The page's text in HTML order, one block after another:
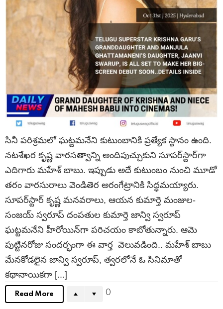
సినీ పరిశ్రమలో ఘట్టమనేని కుటుంబానికి ప్రత్యేక స్థానం ఉంది.
నటశేఖర కృష్ణ వారసత్వాన్ని అందిపుచ్చుకుని సూపర్‌స్టార్‌గా
ఎదిగారు మహేశ్ బాబు. ఇప్పుడు అదే కుటుంబం నుంచి మూడో
తరం వారసురాలు వెండితెర అరంగేట్రానికి సిద్ధమయ్యారు.
సూపర్‌స్టార్ కృష్ణ మనవరాలు, ఆయన కుమార్తె మంజుల-
సంజయ్ స్వరూప్ దంపతుల కుమార్తె జాన్వి స్వరూప్
ఘట్టమనేని హీరోయిన్‌గా పరిచయం కాబోతున్నారు. ఆమె
పుట్టినరోజు సందర్భంగా ఈ వార్త వెలువడింది.. మహేశ్ బాబు
మేనకోడలైన జాన్వి స్వరూప్, త్వరలోనే ఓ సినిమాతో
కథానాయికగా [...]
Read More 0